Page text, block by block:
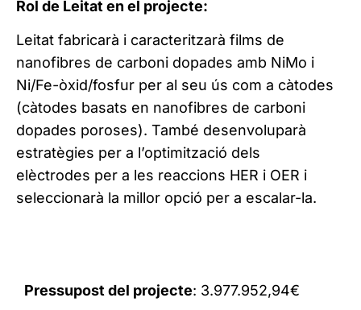
Rol de Leitat en el projecte:
Leitat fabricarà i caracteritzarà films de
nanofibres de carboni dopades amb NiMo i
Ni/Fe-òxid/fosfur per al seu ús com a càtodes
(càtodes basats en nanofibres de carboni
dopades poroses). També desenvoluparà
estratègies per a l’optimització dels
elèctrodes per a les reaccions HER i OER i
seleccionarà la millor opció per a escalar-la.
Pressupost del projecte: 3.977.952,94€